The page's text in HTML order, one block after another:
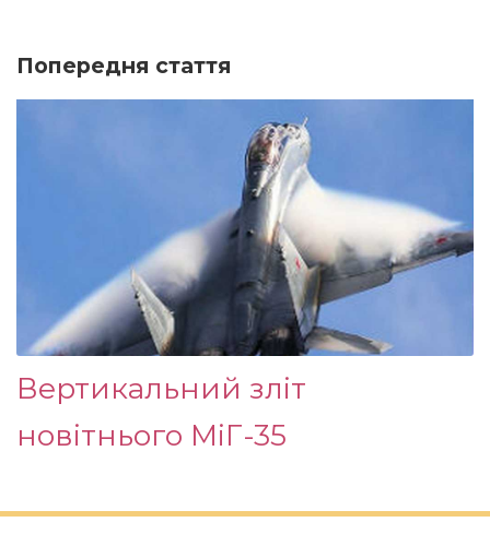
Попередня стаття
Вертикальний зліт
новітнього МіГ-35